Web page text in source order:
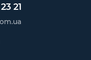
21